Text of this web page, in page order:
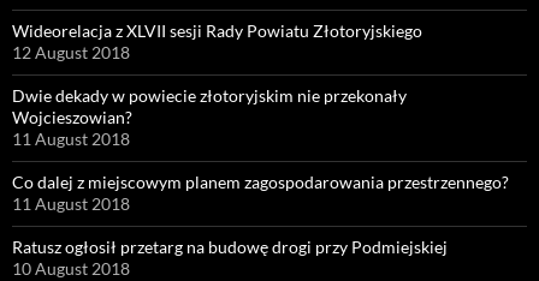
Wideorelacja z XLVII sesji Rady Powiatu Złotoryjskiego
12 August 2018
Dwie dekady w powiecie złotoryjskim nie przekonały
Wojcieszowian?
11 August 2018
Co dalej z miejscowym planem zagospodarowania przestrzennego?
11 August 2018
Ratusz ogłosił przetarg na budowę drogi przy Podmiejskiej
10 August 2018